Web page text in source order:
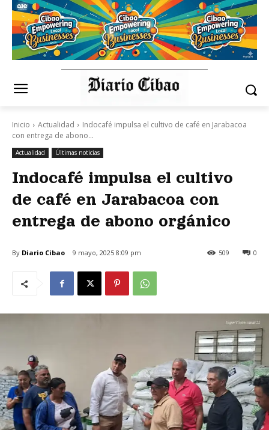
Inicio Actualidad
Indocafé impulsa el cultivo de café en Jarabacoa
con entrega de abono...
Actualidad Últimas noticias
Indocafé impulsa el cultivo
de café en Jarabacoa con
entrega de abono orgánico
By Diario Cibao 9 mayo, 2025 8:09 pm 0
509